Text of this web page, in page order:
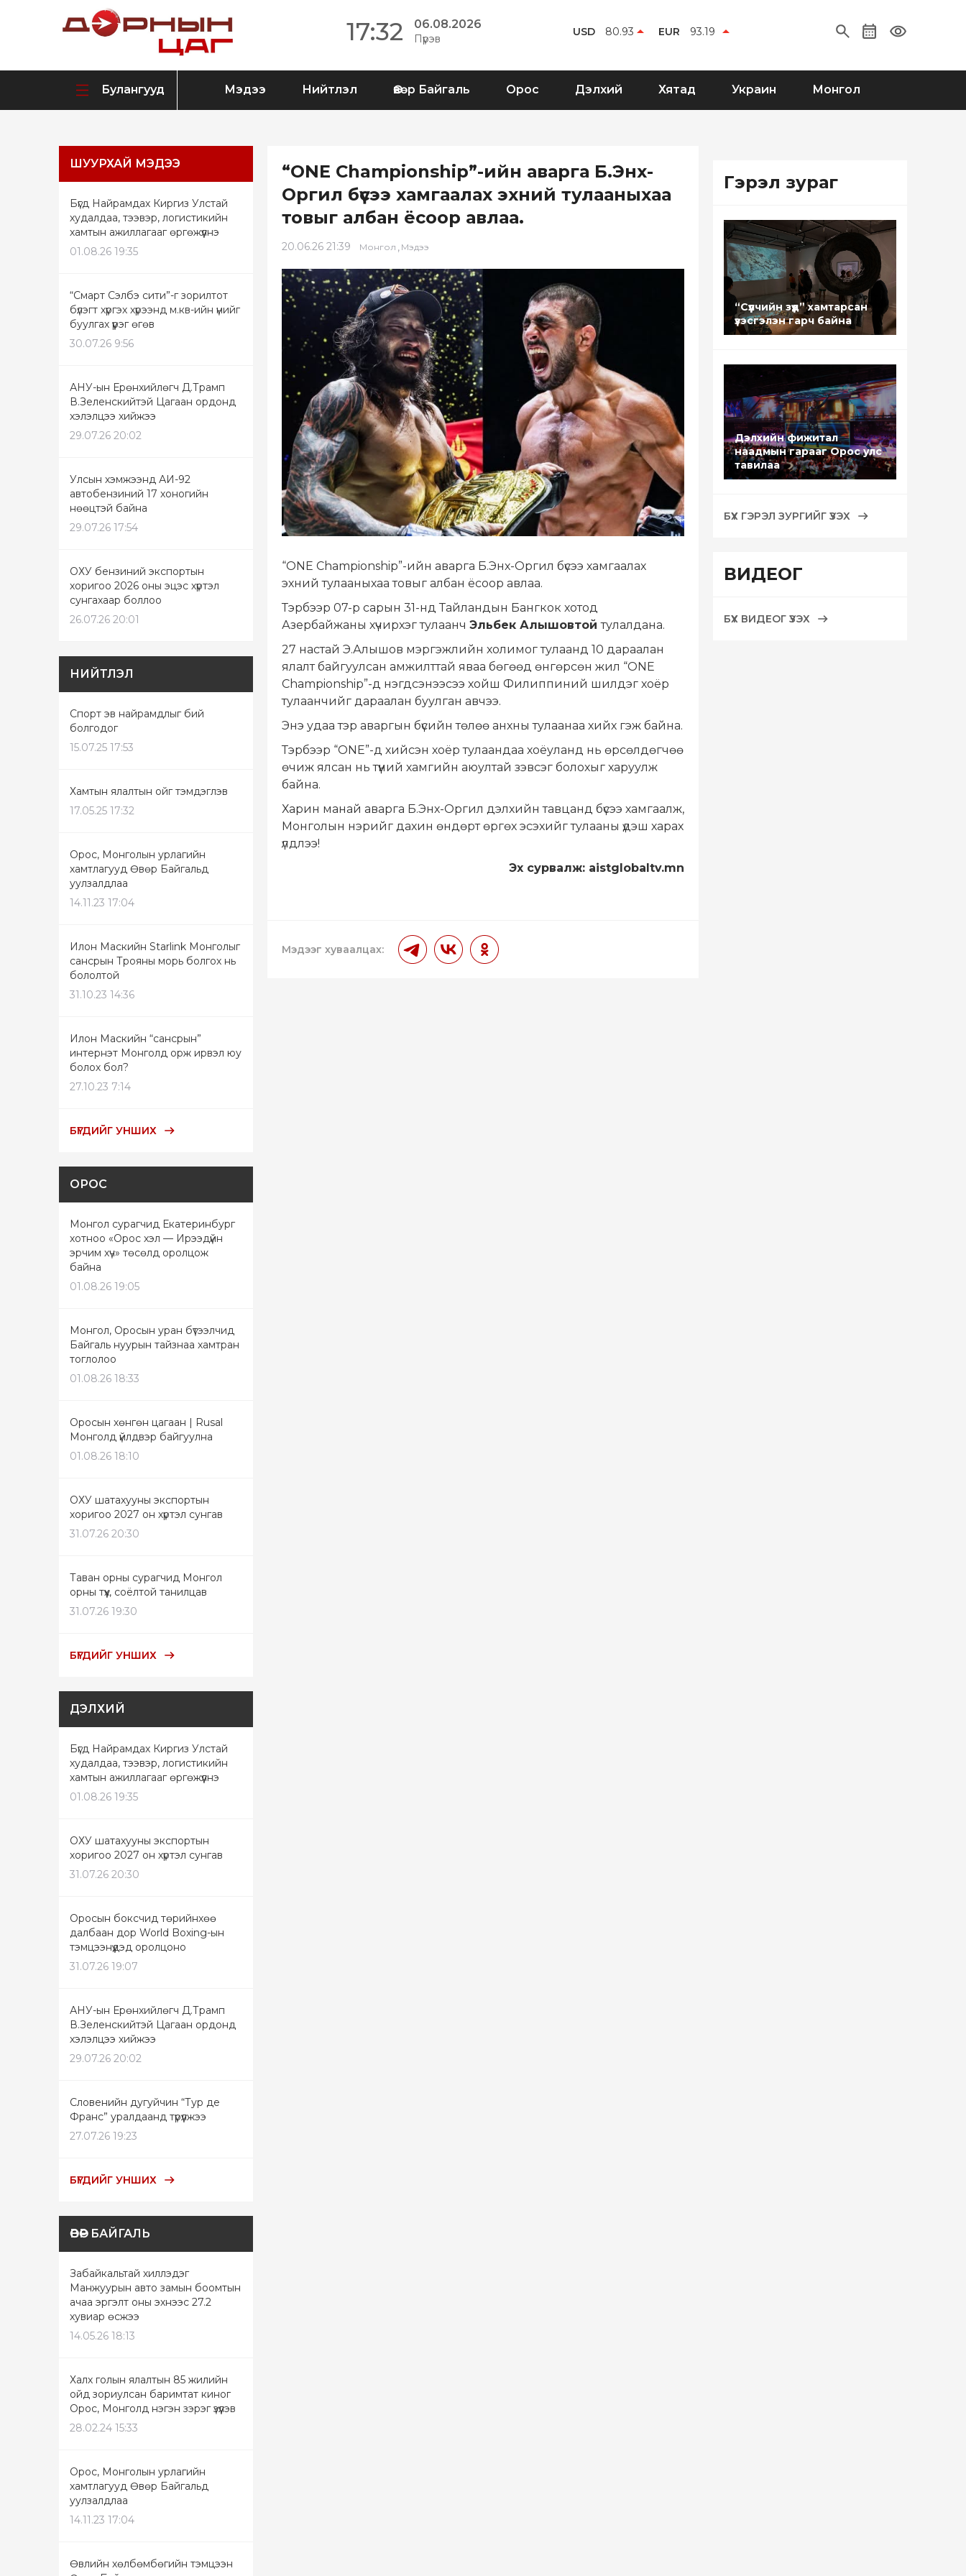
17:32 06.08.2026
Пүрэв
USD 80.93 EUR 93.19
Булангууд Мэдээ Нийтлэл Өвөр Байгаль Орос Дэлхий Хятад Украин Монгол
ШУУРХАЙ МЭДЭЭ
Бүгд Найрамдах Киргиз Улстай
худалдаа, тээвэр, логистикийн
хамтын ажиллагааг өргөжүүлнэ
01.08.26 19:35
“Смарт Сэлбэ сити”-г зорилтот
бүлэгт хүргэх хүрээнд м.кв-ийн үнийг
буулгах үүрэг өгөв
30.07.26 9:56
АНУ-ын Ерөнхийлөгч Д.Трамп
В.Зеленскийтэй Цагаан ордонд
хэлэлцээ хийжээ
29.07.26 20:02
Улсын хэмжээнд АИ-92
автобензиний 17 хоногийн
нөөцтэй байна
29.07.26 17:54
ОХУ бензиний экспортын
хоригоо 2026 оны эцэс хүртэл
сунгахаар боллоо
26.07.26 20:01
НИЙТЛЭЛ
Спорт эв найрамдлыг бий
болгодог
15.07.25 17:53
Хамтын ялалтын ойг тэмдэглэв
17.05.25 17:32
Орос, Монголын урлагийн
хамтлагууд Өвөр Байгальд
уулзалдлаа
14.11.23 17:04
Илон Маскийн Starlink Монголыг
сансрын Трояны морь болгох нь
бололтой
31.10.23 14:36
Илон Маскийн “сансрын”
интернэт Монголд орж ирвэл юу
болох бол?
27.10.23 7:14
БҮГДИЙГ УНШИХ
ОРОС
Монгол сурагчид Екатеринбург
хотноо «Орос хэл — Ирээдүйн
эрчим хүч» төсөлд оролцож
байна
01.08.26 19:05
Монгол, Оросын уран бүтээлчид
Байгаль нуурын тайзнаа хамтран
тоглолоо
01.08.26 18:33
Оросын хөнгөн цагаан | Rusal
Монголд үйлдвэр байгуулна
01.08.26 18:10
ОХУ шатахууны экспортын
хоригоо 2027 он хүртэл сунгав
31.07.26 20:30
Таван орны сурагчид Монгол
орны түүх, соёлтой танилцав
31.07.26 19:30
БҮГДИЙГ УНШИХ
ДЭЛХИЙ
Бүгд Найрамдах Киргиз Улстай
худалдаа, тээвэр, логистикийн
хамтын ажиллагааг өргөжүүлнэ
01.08.26 19:35
ОХУ шатахууны экспортын
хоригоо 2027 он хүртэл сунгав
31.07.26 20:30
Оросын боксчид төрийнхөө
далбаан дор World Boxing-ын
тэмцээнүүдэд оролцоно
31.07.26 19:07
АНУ-ын Ерөнхийлөгч Д.Трамп
В.Зеленскийтэй Цагаан ордонд
хэлэлцээ хийжээ
29.07.26 20:02
Словенийн дугуйчин “Тур де
Франс” уралдаанд түрүүлжээ
27.07.26 19:23
БҮГДИЙГ УНШИХ
ӨВӨР БАЙГАЛЬ
Забайкальтай хиллэдэг
Манжуурын авто замын боомтын
ачаа эргэлт оны эхнээс 27.2
хувиар өсжээ
14.05.26 18:13
Халх голын ялалтын 85 жилийн
ойд зориулсан баримтат киног
Орос, Монголд нэгэн зэрэг үзүүлэв
28.02.24 15:33
Орос, Монголын урлагийн
хамтлагууд Өвөр Байгальд
уулзалдлаа
14.11.23 17:04
Өвлийн хөлбөмбөгийн тэмцээн
“ONE Championship”-ийн аварга Б.Энх-
Оргил бүсээ хамгаалах эхний тулааныхаа
товыг албан ёсоор авлаа.
20.06.26 21:39 Монгол , Мэдээ
“ONE Championship”-ийн аварга Б.Энх-Оргил бүсээ хамгаалах
эхний тулааныхаа товыг албан ёсоор авлаа.
Тэрбээр 07-р сарын 31-нд Тайландын Бангкок хотод
Азербайжаны хүчирхэг тулаанч Эльбек Алышовтойтулалдана.
27 настай Э.Алышов мэргэжлийн холимог тулаанд 10 дараалан
ялалт байгуулсан амжилттай яваа бөгөөд өнгөрсөн жил “ONE
Championship”-д нэгдсэнээсээ хойш Филиппиний шилдэг хоёр
тулаанчийг дараалан буулган авчээ.
Энэ удаа тэр аваргын бүсийн төлөө анхны тулаанаа хийх гэж байна.
Тэрбээр “ONE”-д хийсэн хоёр тулаандаа хоёуланд нь өрсөлдөгчөө
өчиж ялсан нь түүний хамгийн аюултай зэвсэг болохыг харуулж
байна.
Харин манай аварга Б.Энх-Оргил дэлхийн тавцанд бүсээ хамгаалж,
Монголын нэрийг дахин өндөрт өргөх эсэхийг тулааны үдэш харах
үлдлээ!
Эх сурвалж: aistglobaltv.mn
Мэдээг хуваалцах:
Гэрэл зураг
“Сүүлчийн зүүд” хамтарсан
үзэсгэлэн гарч байна
Дэлхийн фижитал
наадмын гарааг Орос улс
тавилаа
БҮХ ГЭРЭЛ ЗУРГИЙГ ҮЗЭХ
ВИДЕОГ
БҮХ ВИДЕОГ ҮЗЭХ